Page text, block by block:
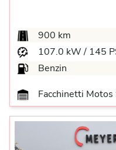
900 km
107.0 kW / 145
Benzin
Facchinetti